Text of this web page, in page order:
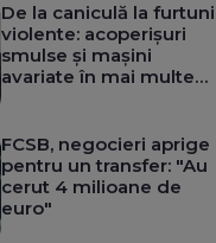
De la caniculă la furtuni
violente: acoperișuri
smulse și mașini
avariate în mai multe
(Video&Foto)
FCSB, negocieri aprige
pentru un transfer: "Au
cerut 4 milioane de
euro"